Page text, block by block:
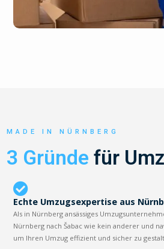
MADE IN NÜRNBERG
3 Gründe für
Echte Umzugsexpertise aus
Als in Nürnberg ansässiges
Nürnberg nach Šabac wie kein anderer und
um Ihren Umzug effizient und sicher zu